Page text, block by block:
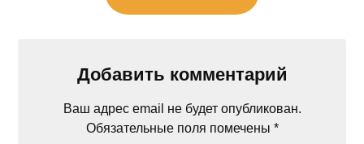
Добавить комментарий
Ваш адрес email не будет опубликован.
Обязательные поля помечены *